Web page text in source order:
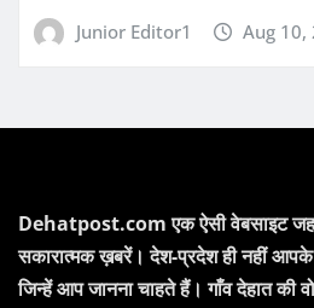
Junior Editor1 Aug 10,
Dehatpost.com एक ऐसी वेबसाइट
सकारात्मक ख़बरें। देश-प्रदेश ही नहीं
जिन्हें आप जानना चाहते हैं। गाँव देहात की